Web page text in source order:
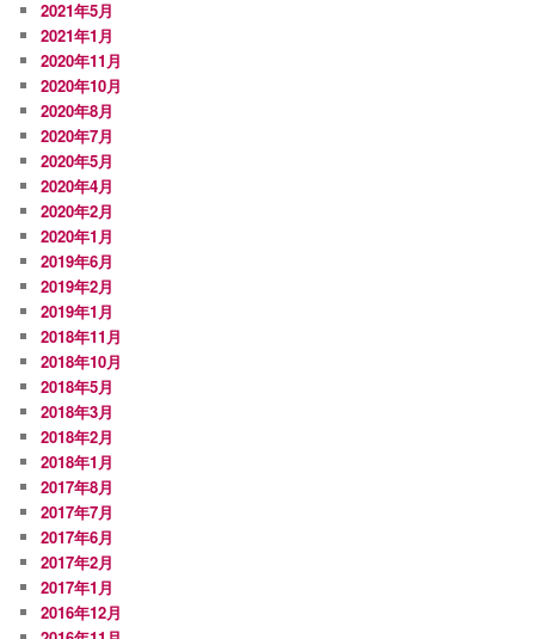
2021年5月
2021年1月
2020年11月
2020年10月
2020年8月
2020年7月
2020年5月
2020年4月
2020年2月
2020年1月
2019年6月
2019年2月
2019年1月
2018年11月
2018年10月
2018年5月
2018年3月
2018年2月
2018年1月
2017年8月
2017年7月
2017年6月
2017年2月
2017年1月
2016年12月